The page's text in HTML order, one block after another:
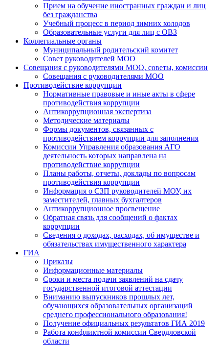
Прием на обучение иностранных граждан и лиц
без гражданства
Учебный процесс в период зимних холодов
Образовательные услуги для лиц с ОВЗ
Коллегиальные органы
Муниципальный родительский комитет
Совет руководителей МОО
Совещания с руководителями МОО, советы, комиссии
Совещания с руководителями МОО
Противодействие коррупции
Нормативные правовые и иные акты в сфере
противодействия коррупции
Антикоррупционная экспертиза
Методические материалы
Формы документов, связанных с
противодействием коррупции для заполнения
Комиссии Управления образования АГО
деятельность которых направлена на
противодействие коррупции
Планы работы, отчеты, доклады по вопросам
противодействия коррупции
Информация о СЗП руководителей МОУ, их
заместителей, главных бухгалтеров
Антикоррупционное просвещение
Обратная связь для сообщений о фактах
коррупции
Сведения о доходах, расходах, об имуществе и
обязательствах имущественного характера
ГИА
Приказы
Информационные материалы
Сроки и места подачи заявлений на сдачу
государственной итоговой аттестации
Вниманию выпускников прошлых лет,
обучающихся образовательных организаций
среднего профессионального образования!
Получение официальных результатов ГИА 2019
Работа конфликтной комиссии Свердловской
области